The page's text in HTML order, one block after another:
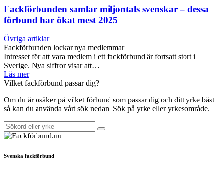
Fackförbunden samlar miljontals svenskar – dessa
förbund har ökat mest 2025
Övriga artiklar
Fackförbunden lockar nya medlemmar
Intresset för att vara medlem i ett fackförbund är fortsatt stort i
Sverige. Nya siffror visar att…
Läs mer
Vilket fackförbund passar dig?
Om du är osäker på vilket förbund som passar dig och ditt yrke bäst
så kan du använda vårt sök nedan. Sök på yrke eller yrkesområde.
Svenska fackförbund